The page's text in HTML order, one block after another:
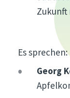
Zukunft
Es sprechen:
Georg